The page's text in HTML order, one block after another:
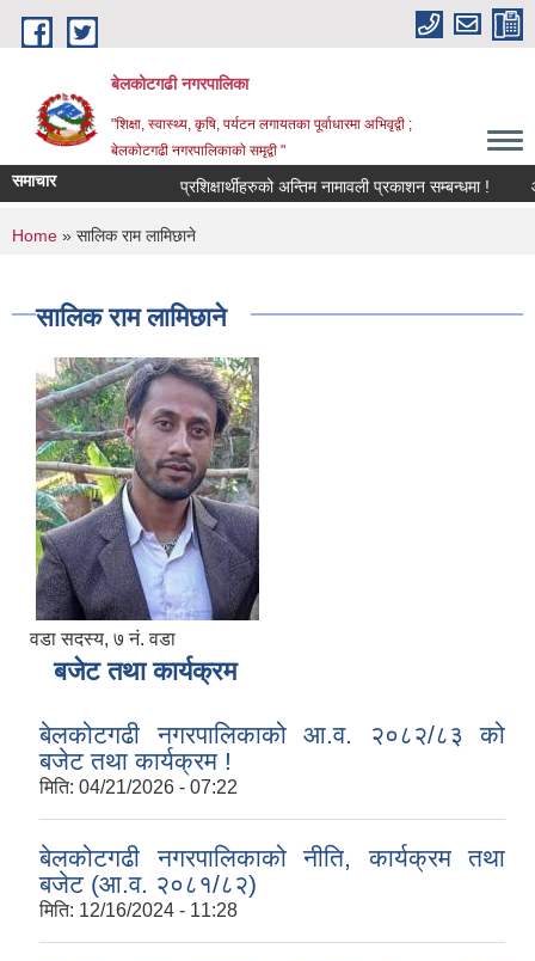
Skip to main content
बेलकोटगढी नगरपालिका
"शिक्षा, स्वास्थ्य, कृषि, पर्यटन लगायतका पूर्वाधारमा अभिवृद्वी ;
बेलकोटगढी नगरपालिकाको समृद्वी "
समाचार प्रशिक्षार्थीहरुको अन्तिम नामावली प्रकाशन सम्बन्धमा !
You are here
Home » सालिक राम लामिछाने
सालिक राम लामिछाने
वडा सदस्य, ७ नं. वडा
बजेट तथा कार्यक्रम
बेलकोटगढी नगरपालिकाको आ.व. २०८२/८३ को
बजेट तथा कार्यक्रम !
मिति: 04/21/2026 - 07:22
बेलकोटगढी नगरपालिकाको नीति, कार्यक्रम तथा
बजेट (आ.व. २०८१/८२)
मिति: 12/16/2024 - 11:28